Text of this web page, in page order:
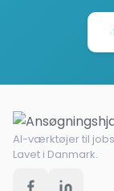
AI-værktøjer til
Lavet i Danmark.